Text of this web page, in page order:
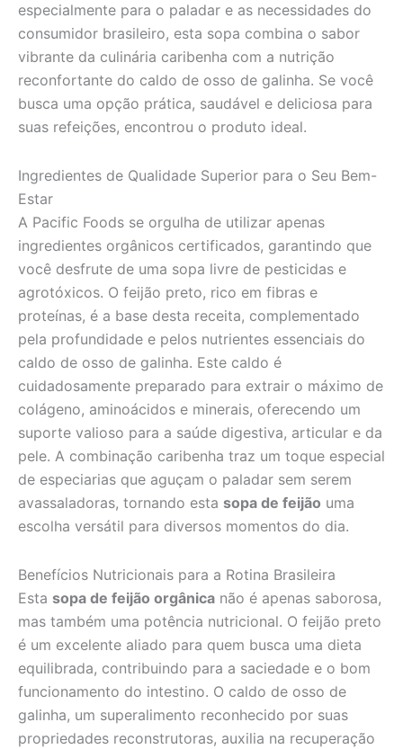
especialmente para o paladar e as necessidades do
consumidor brasileiro, esta sopa combina o sabor
vibrante da culinária caribenha com a nutrição
reconfortante do caldo de osso de galinha. Se você
busca uma opção prática, saudável e deliciosa para
suas refeições, encontrou o produto ideal.
Ingredientes de Qualidade Superior para o Seu Bem-
Estar
A Pacific Foods se orgulha de utilizar apenas
ingredientes orgânicos certificados, garantindo que
você desfrute de uma sopa livre de pesticidas e
agrotóxicos. O feijão preto, rico em fibras e
proteínas, é a base desta receita, complementado
pela profundidade e pelos nutrientes essenciais do
caldo de osso de galinha. Este caldo é
cuidadosamente preparado para extrair o máximo de
colágeno, aminoácidos e minerais, oferecendo um
suporte valioso para a saúde digestiva, articular e da
pele. A combinação caribenha traz um toque especial
de especiarias que aguçam o paladar sem serem
avassaladoras, tornando esta sopa de feijão uma
escolha versátil para diversos momentos do dia.
Benefícios Nutricionais para a Rotina Brasileira
Esta sopa de feijão orgânica não é apenas saborosa,
mas também uma potência nutricional. O feijão preto
é um excelente aliado para quem busca uma dieta
equilibrada, contribuindo para a saciedade e o bom
funcionamento do intestino. O caldo de osso de
galinha, um superalimento reconhecido por suas
propriedades reconstrutoras, auxilia na recuperação